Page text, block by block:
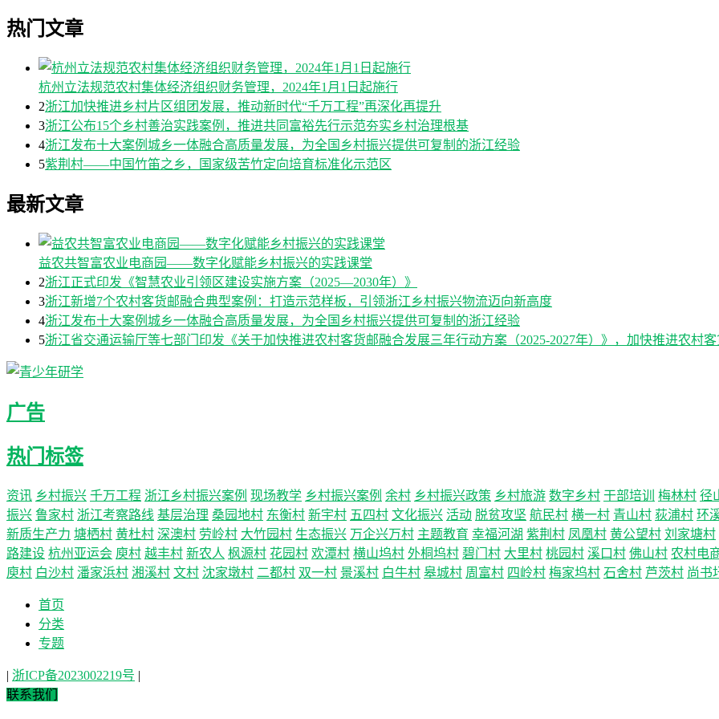
热门文章
杭州立法规范农村集体经济组织财务管理，2024年1月1日起施行
2浙江加快推进乡村片区组团发展，推动新时代“千万工程”再深化再提升
3浙江公布15个乡村善治实践案例，推进共同富裕先行示范夯实乡村治理根基
4浙江发布十大案例城乡一体融合高质量发展，为全国乡村振兴提供可复制的浙江经验
5紫荆村——中国竹笛之乡，国家级苦竹定向培育标准化示范区
最新文章
益农共智富农业电商园——数字化赋能乡村振兴的实践课堂
2浙江正式印发《智慧农业引领区建设实施方案（2025—2030年）》
3浙江新增7个农村客货邮融合典型案例：打造示范样板，引领浙江乡村振兴物流迈向新高度
4浙江发布十大案例城乡一体融合高质量发展，为全国乡村振兴提供可复制的浙江经验
5浙江省交通运输厅等七部门印发《关于加快推进农村客货邮融合发展三年行动方案（2025-2027年）》，加快推进农村
广告
热门标签
资讯 乡村振兴 千万工程 浙江乡村振兴案例 现场教学 乡村振兴案例 余村 乡村振兴政策 乡村旅游 数字乡村 干部培训 梅林村 径
振兴 鲁家村 浙江考察路线 基层治理 桑园地村 东衡村 新宇村 五四村 文化振兴 活动 脱贫攻坚 航民村 横一村 青山村 荻浦村 环
新质生产力 塘栖村 黄杜村 深澳村 劳岭村 大竹园村 生态振兴 万企兴万村 主题教育 幸福河湖 紫荆村 凤凰村 黄公望村 刘家塘村
路建设 杭州亚运会 庾村 越丰村 新农人 枫源村 花园村 欢潭村 横山坞村 外桐坞村 碧门村 大里村 桃园村 溪口村 佛山村 农村电
庾村 白沙村 潘家浜村 湘溪村 文村 沈家墩村 二都村 双一村 景溪村 白牛村 皋城村 周富村 四岭村 梅家坞村 石舍村 芦茨村 尚书
首页
分类
专题
| 浙ICP备2023002219号 |
联系我们